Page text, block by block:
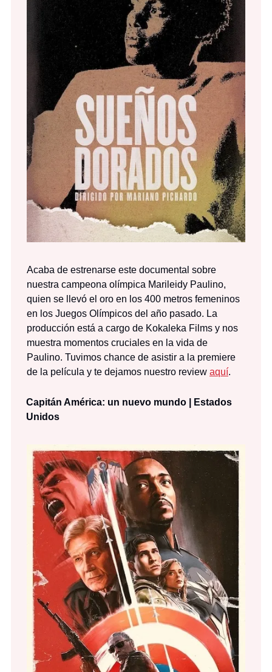
Acaba de estrenarse este documental sobre
nuestra campeona olímpica Marileidy Paulino,
quien se llevó el oro en los 400 metros femeninos
en los Juegos Olímpicos del año pasado. La
producción está a cargo de Kokaleka Films y nos
muestra momentos cruciales en la vida de
Paulino. Tuvimos chance de asistir a la premiere
de la película y te dejamos nuestro review aquí.
Capitán América: un nuevo mundo | Estados
Unidos